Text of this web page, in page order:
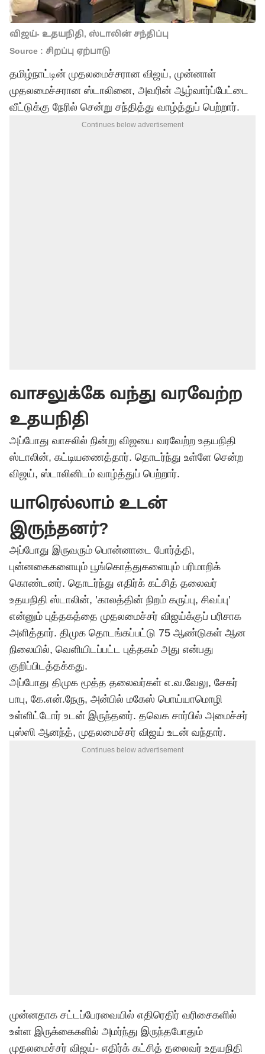
விஜய்- உதயநிதி, ஸ்டாலின் சந்திப்பு
Source : சிறப்பு ஏற்பாடு
தமிழ்நாட்டின் முதலமைச்சரான விஜய், முன்னாள்
முதலமைச்சரான ஸ்டாலினை, அவரின் ஆழ்வார்ப்பேட்டை
வீட்டுக்கு நேரில் சென்று சந்தித்து வாழ்த்துப் பெற்றார்.
Continues below advertisement
வாசலுக்கே வந்து வரவேற்ற
உதயநிதி
அப்போது வாசலில் நின்று விஜயை வரவேற்ற உதயநிதி
ஸ்டாலின், கட்டியணைத்தார். தொடர்ந்து உள்ளே சென்ற
விஜய், ஸ்டாலினிடம் வாழ்த்துப் பெற்றார்.
யாரெல்லாம் உடன்
இருந்தனர்?
அப்போது இருவரும் பொன்னாடை போர்த்தி,
புன்னகைகளையும் பூங்கொத்துகளையும் பரிமாறிக்
கொண்டனர். தொடர்ந்து எதிர்க் கட்சித் தலைவர்
உதயநிதி ஸ்டாலின், ’காலத்தின் நிறம் கருப்பு, சிவப்பு’
என்னும் புத்தகத்தை முதலமைச்சர் விஜய்க்குப் பரிசாக
அளித்தார். திமுக தொடங்கப்பட்டு 75 ஆண்டுகள் ஆன
நிலையில், வெளியிடப்பட்ட புத்தகம் அது என்பது
குறிப்பிடத்தக்கது.
அப்போது திமுக மூத்த தலைவர்கள் எ.வ.வேலு, சேகர்
பாபு, கே.என்.நேரு, அன்பில் மகேஸ் பொய்யாமொழி
உள்ளிட்டோர் உடன் இருந்தனர். தவெக சார்பில் அமைச்சர்
புஸ்ஸி ஆனந்த், முதலமைச்சர் விஜய் உடன் வந்தார்.
Continues below advertisement
முன்னதாக சட்டப்பேரவையில் எதிரெதிர் வரிசைகளில்
உள்ள இருக்கைகளில் அமர்ந்து இருந்தபோதும்
முதலமைச்சர் விஜய்- எதிர்க் கட்சித் தலைவர் உதயநிதி